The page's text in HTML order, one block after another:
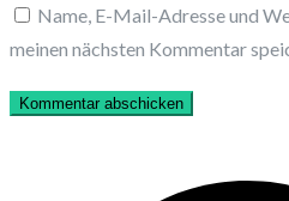
Name, E-Mail-Adresse und
meinen nächsten Kommentar